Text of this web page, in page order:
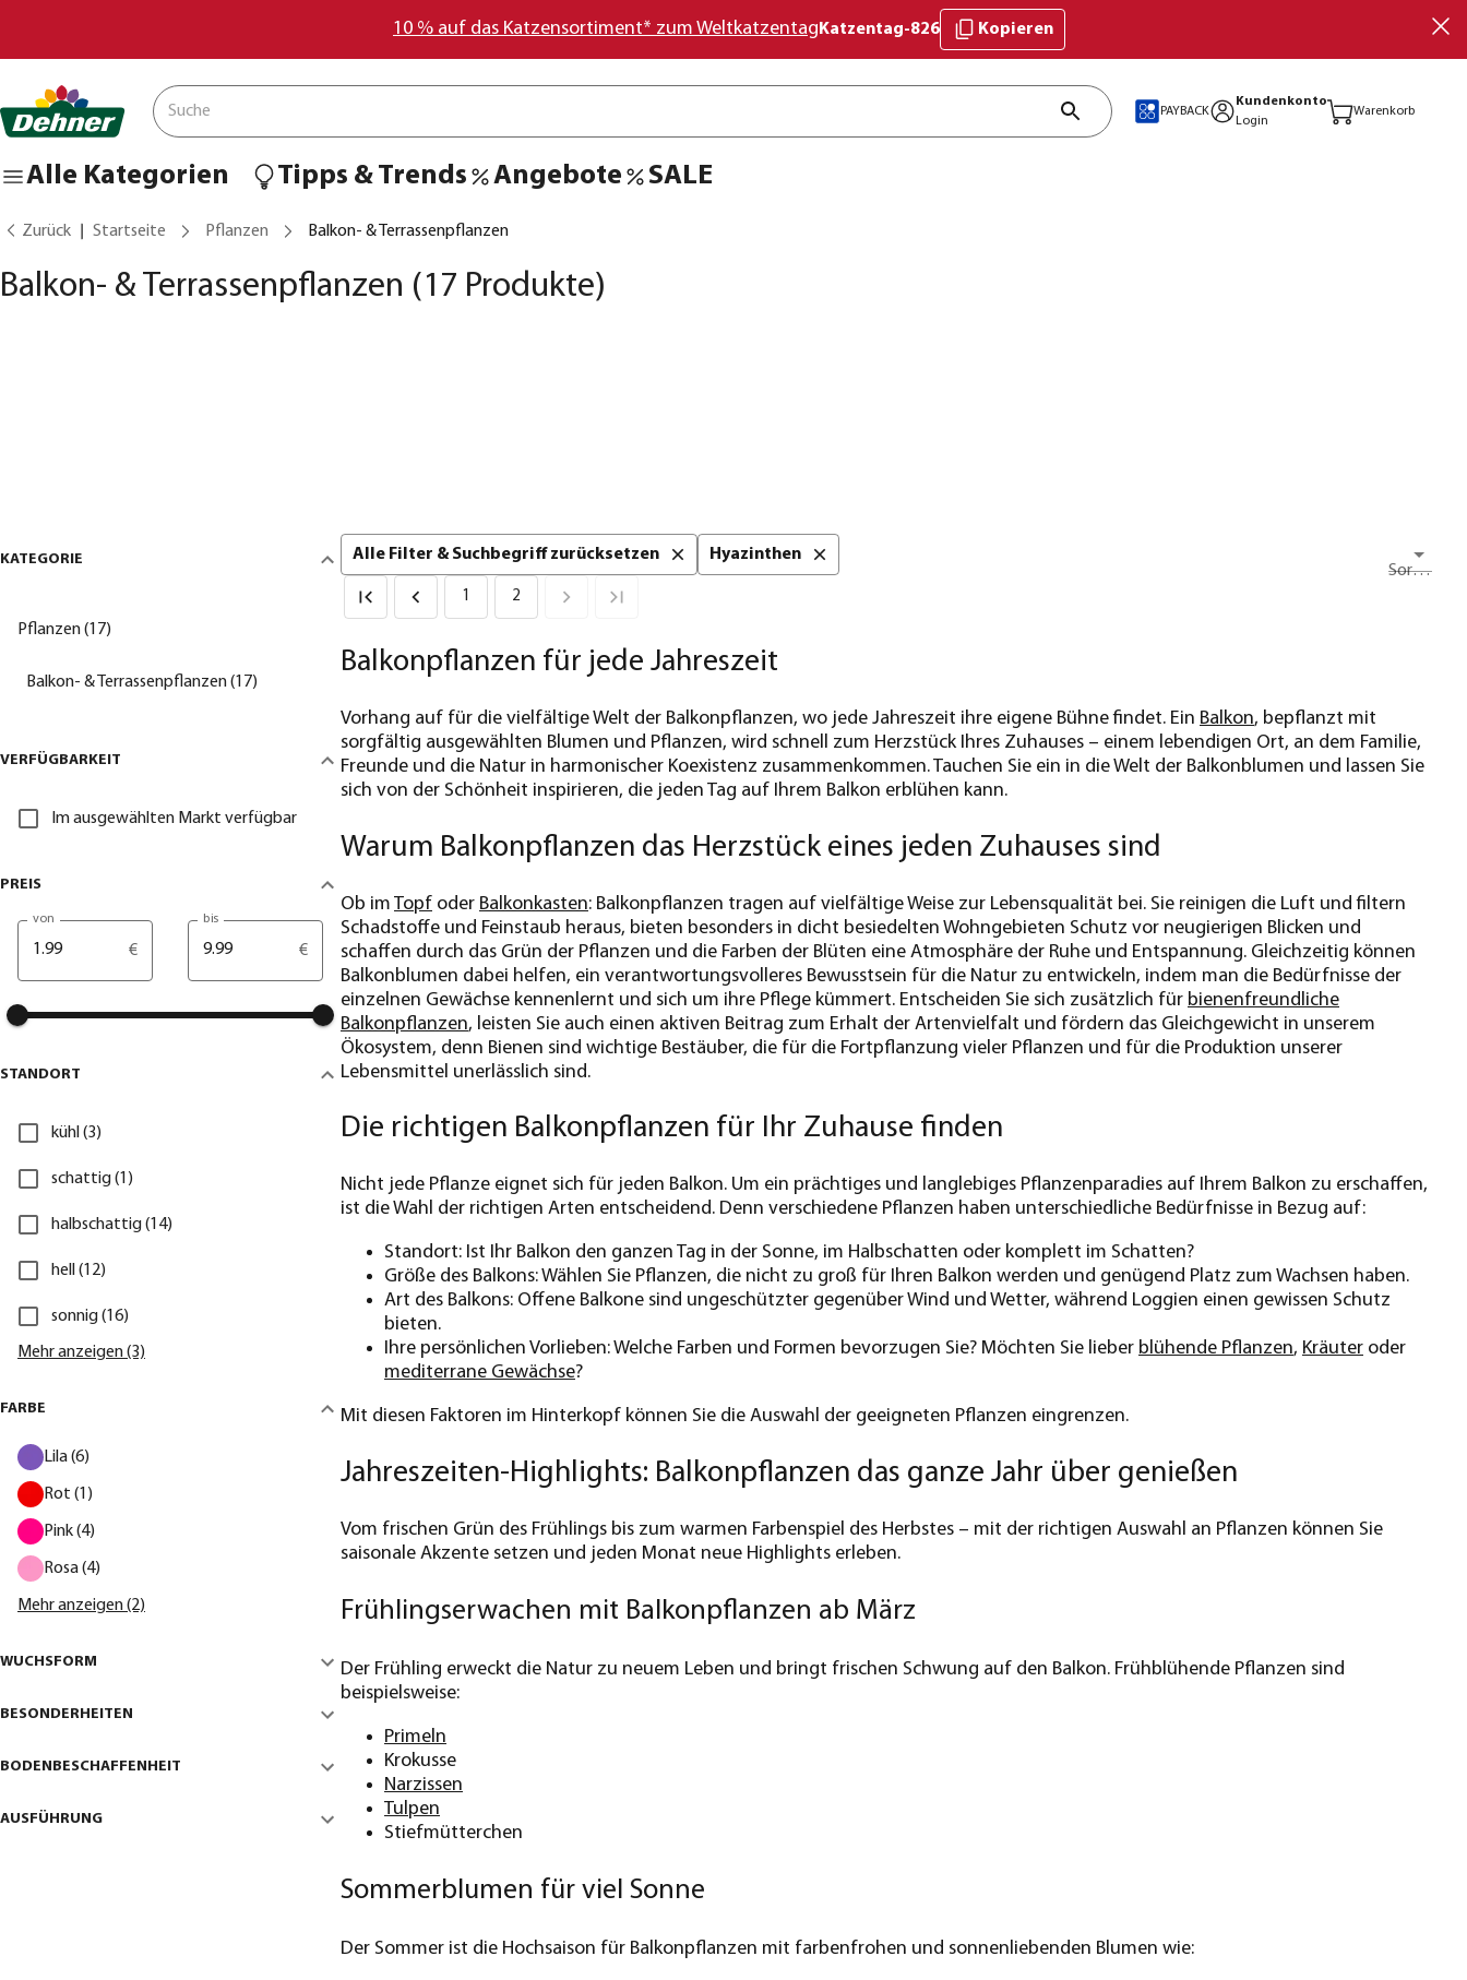
10 % auf das Katzensortiment* zum Weltkatzentag Katzentag-826 Kopieren
PAYBACK
Kundenkonto
Login
Warenkorb
Alle Kategorien Tipps & Trends Angebote SALE
Zurück Startseite Pflanzen Balkon- & Terrassenpflanzen
Balkon- & Terrassenpflanzen (17 Produkte)
KATEGORIE
Pflanzen (17)
Balkon- & Terrassenpflanzen (17)
VERFÜGBARKEIT
Im ausgewählten Markt verfügbar
PREIS
von
€
bis
€
STANDORT
kühl (3)
schattig (1)
halbschattig (14)
hell (12)
sonnig (16)
Mehr anzeigen (3)
FARBE
Lila (6)
Rot (1)
Pink (4)
Rosa (4)
Mehr anzeigen (2)
WUCHSFORM
BESONDERHEITEN
BODENBESCHAFFENHEIT
AUSFÜHRUNG
Alle Filter & Suchbegriff zurücksetzen
Hyazinthen
Sortieren nach
1 2
Balkonpflanzen für jede Jahreszeit
Vorhang auf für die vielfältige Welt der Balkonpflanzen, wo jede Jahreszeit ihre eigene Bühne findet. Ein Balkon, bepflanzt mit
sorgfältig ausgewählten Blumen und Pflanzen, wird schnell zum Herzstück Ihres Zuhauses – einem lebendigen Ort, an dem Familie,
Freunde und die Natur in harmonischer Koexistenz zusammenkommen. Tauchen Sie ein in die Welt der Balkonblumen und lassen Sie
sich von der Schönheit inspirieren, die jeden Tag auf Ihrem Balkon erblühen kann.
Warum Balkonpflanzen das Herzstück eines jeden Zuhauses sind
Ob im Topf oder Balkonkasten: Balkonpflanzen tragen auf vielfältige Weise zur Lebensqualität bei. Sie reinigen die Luft und filtern
Schadstoffe und Feinstaub heraus, bieten besonders in dicht besiedelten Wohngebieten Schutz vor neugierigen Blicken und
schaffen durch das Grün der Pflanzen und die Farben der Blüten eine Atmosphäre der Ruhe und Entspannung. Gleichzeitig können
Balkonblumen dabei helfen, ein verantwortungsvolleres Bewusstsein für die Natur zu entwickeln, indem man die Bedürfnisse der
einzelnen Gewächse kennenlernt und sich um ihre Pflege kümmert. Entscheiden Sie sich zusätzlich für bienenfreundliche
Balkonpflanzen, leisten Sie auch einen aktiven Beitrag zum Erhalt der Artenvielfalt und fördern das Gleichgewicht in unserem
Ökosystem, denn Bienen sind wichtige Bestäuber, die für die Fortpflanzung vieler Pflanzen und für die Produktion unserer
Lebensmittel unerlässlich sind.
Die richtigen Balkonpflanzen für Ihr Zuhause finden
Nicht jede Pflanze eignet sich für jeden Balkon. Um ein prächtiges und langlebiges Pflanzenparadies auf Ihrem Balkon zu erschaffen,
ist die Wahl der richtigen Arten entscheidend. Denn verschiedene Pflanzen haben unterschiedliche Bedürfnisse in Bezug auf:
Standort: Ist Ihr Balkon den ganzen Tag in der Sonne, im Halbschatten oder komplett im Schatten?
Größe des Balkons: Wählen Sie Pflanzen, die nicht zu groß für Ihren Balkon werden und genügend Platz zum Wachsen haben.
Art des Balkons: Offene Balkone sind ungeschützter gegenüber Wind und Wetter, während Loggien einen gewissen Schutz
bieten.
Ihre persönlichen Vorlieben: Welche Farben und Formen bevorzugen Sie? Möchten Sie lieber blühende Pflanzen, Kräuter oder
mediterrane Gewächse?
Mit diesen Faktoren im Hinterkopf können Sie die Auswahl der geeigneten Pflanzen eingrenzen.
Jahreszeiten-Highlights: Balkonpflanzen das ganze Jahr über genießen
Vom frischen Grün des Frühlings bis zum warmen Farbenspiel des Herbstes – mit der richtigen Auswahl an Pflanzen können Sie
saisonale Akzente setzen und jeden Monat neue Highlights erleben.
Frühlingserwachen mit Balkonpflanzen ab März
Der Frühling erweckt die Natur zu neuem Leben und bringt frischen Schwung auf den Balkon. Frühblühende Pflanzen sind
beispielsweise:
Primeln
Krokusse
Narzissen
Tulpen
Stiefmütterchen
Sommerblumen für viel Sonne
Der Sommer ist die Hochsaison für Balkonpflanzen mit farbenfrohen und sonnenliebenden Blumen wie: